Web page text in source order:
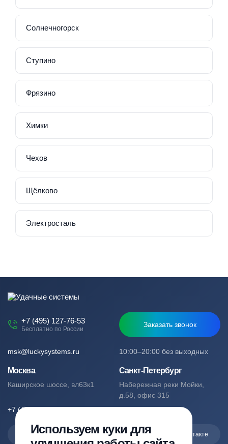
Солнечногорск
Ступино
Фрязино
Химки
Чехов
Щёлково
Электросталь
+7 (495) 127-76-53
Бесплатно по России
Заказать звонок
10:00–20:00 без выходных
msk@luckysystems.ru
Москва
Каширское шоссе, вл63к1
+7 (495) 127-76-53
Санкт-Петербург
Набережная реки Мойки,
д.58, офис 315
+7 (812) 244-49-61
Max Telegram Вконтакте
Используем куки для